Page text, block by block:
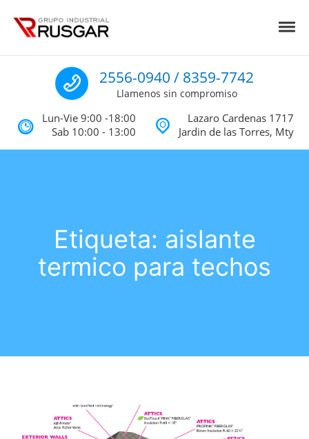
Impermeabilizantes y Aislantes
Llamenos
2556-0940 / 8359-7742
Llamenos sin compromiso
Lun-Vie 9:00 -18:00
Sab 10:00 - 13:00
Lazaro Cardenas 1717
Jardin de las Torres, Mty
Etiqueta: aislante
termico para techos